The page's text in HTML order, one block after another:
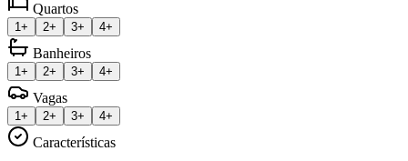
Quartos
1+ 2+ 3+ 4+
Banheiros
1+ 2+ 3+ 4+
Vagas
1+ 2+ 3+ 4+
Características